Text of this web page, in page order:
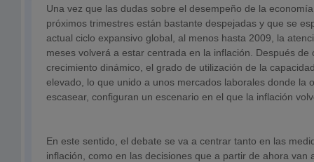
Una vez que las dudas sobre el desempeño de la
próximos trimestres están bastante despejadas y que se
actual ciclo expansivo global, al menos hasta 2009, la
meses volverá a estar centrada en la inflación. Después de
crecimiento dinámico, el grado de utilización de la
elevado, lo que unido a unos mercados laborales donde la
escasear, configuran un escenario en el que la inflación
En este sentido, el debate se va a centrar tanto en las
inflación, como en las decisiones que a partir de ahora van